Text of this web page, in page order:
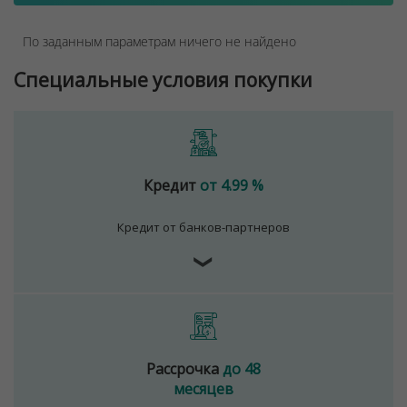
По заданным параметрам ничего не найдено
Специальные условия покупки
Кредит от 4.99 %
Кредит от банков-партнеров
❯
Рассрочкадо 48
месяцев